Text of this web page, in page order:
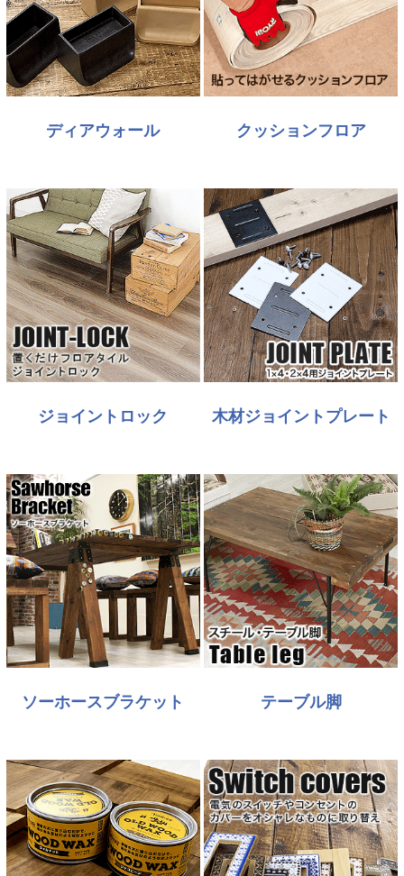
ディアウォール クッションフロア
ジョイントロック 木材ジョイントプレート
ソーホースブラケット テーブル脚